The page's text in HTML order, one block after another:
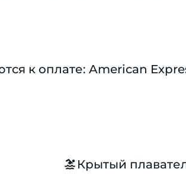
к оплате: American
Крытый